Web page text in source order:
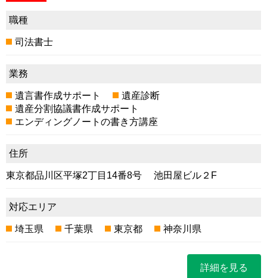
職種
司法書士
業務
遺言書作成サポート
遺産診断
遺産分割協議書作成サポート
エンディングノートの書き方講座
住所
東京都品川区平塚2丁目14番8号 池田屋ビル２F
対応エリア
埼玉県 千葉県 東京都 神奈川県
詳細を見る